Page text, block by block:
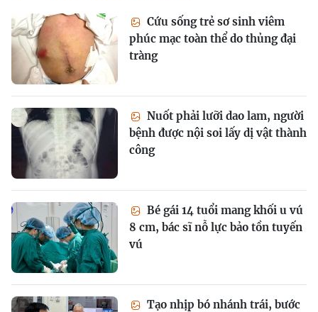
Cứu sống trẻ sơ sinh viêm
phúc mạc toàn thể do thủng đại
tràng
Nuốt phải lưỡi dao lam, người
bệnh được nội soi lấy dị vật thành
công
Bé gái 14 tuổi mang khối u vú
8 cm, bác sĩ nỗ lực bảo tồn tuyến
vú
Tạo nhịp bó nhánh trái, bước